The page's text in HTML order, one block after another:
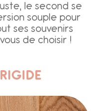
le second se
souple pour
ses souvenirs
de choisir !